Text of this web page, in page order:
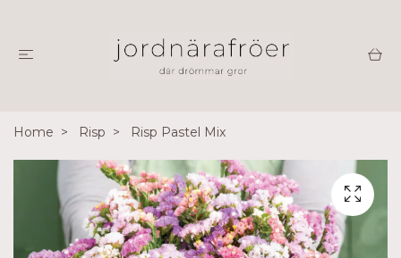
Home Risp Risp Pastel Mix